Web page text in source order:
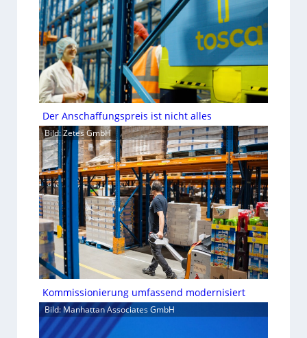
Der Anschaffungspreis ist nicht alles
Bild: Zetes GmbH
Kommissionierung umfassend modernisiert
Bild: Manhattan Associates GmbH